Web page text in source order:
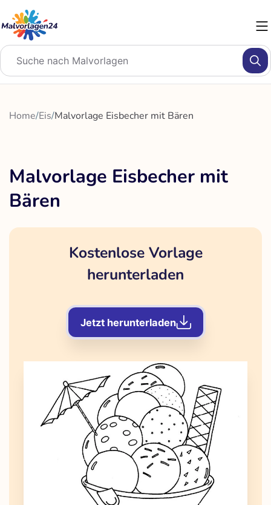
Inhalt
springen
Home/Eis/Malvorlage Eisbecher mit Bären
Malvorlage Eisbecher mit
Bären
Kostenlose Vorlage
herunterladen
Jetzt herunterladen